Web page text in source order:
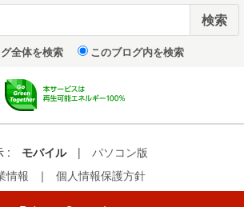
全体を検索 このブログ内を検索
: モバイル |
パソコン版
情報
｜ 個人情報保護方針